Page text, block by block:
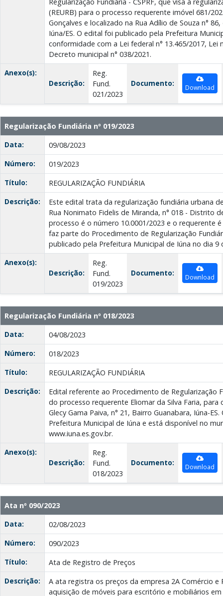
Regularização Fundiária - CSPRF, que visa à
(REURB) para o processo requerente imóvel 681/
Gonçalves e localizado na Rua Adílio de Souza n°
Iúna/ES. O edital foi publicado pela Prefeitura
conformidade com a Lei federal n° 13.465/2017, Lei
Decreto municipal n° 038/2021.
Anexo(s):
Descrição:
Reg.
Fund.
021/2023
Documento: Download
Regularização Fundiária nº 019/2023
Data:
09/08/2023
Número:
019/2023
Título:
REGULARIZAÇÃO FUNDIÁRIA
Descrição:
Este edital trata da regularização fundiária urbana
Rua Nonimato Fidelis de Miranda, n° 018 - Distrito
processo é o número 10.0001/2023 e o requerente
faz parte do Procedimento de Regularização
publicado pela Prefeitura Municipal de Iúna no dia 9
Anexo(s):
Descrição:
Reg.
Fund.
019/2023
Documento: Download
Regularização Fundiária nº 018/2023
Data:
04/08/2023
Número:
018/2023
Título:
REGULARIZAÇÃO FUNDIÁRIA
Descrição:
Edital referente ao Procedimento de Regularização
do processo requerente Eliomar da Silva Faria, para
Glecy Gama Paiva, n° 21, Bairro Guanabara, Iúna-
Prefeitura Municipal de Iúna e está disponível no
www.iuna.es.gov.br.
Anexo(s):
Descrição:
Reg.
Fund.
018/2023
Documento: Download
Ata nº 090/2023
Data:
02/08/2023
Número:
090/2023
Título:
Ata de Registro de Preços
Descrição:
A ata registra os preços da empresa 2A Comércio e
aquisição de móveis para escritório e mobiliários